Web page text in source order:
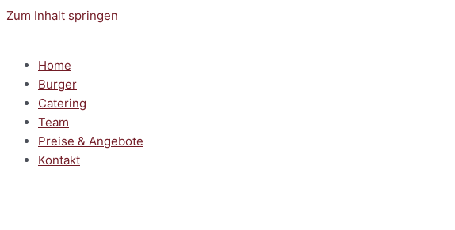
Zum Inhalt springen
Home
Burger
Catering
Team
Preise & Angebote
Kontakt